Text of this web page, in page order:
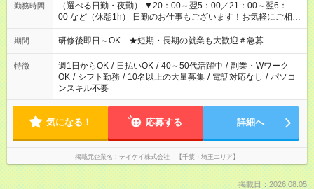
勤務時間
（選べる日勤・夜勤） ▼20：00～翌5：00／21：00～翌6：
00 など（休憩1h） 日勤のお仕事もございます！お気軽にご相談
ください！
期間 研修後即日～OK ★短期・長期の就業も大歓迎＃急募
特徴 週1日からOK / 日払いOK / 40～50代活躍中 / 副業・Wワーク
OK / シフト勤務 / 10名以上の大量募集 / 電話対応なし / パソコ
ンスキル不要
気になる！ 応募する 詳細へ
掲載元企業名 テイケイ株式会社 【千葉・埼玉エリア】
掲載日：2026.08.05